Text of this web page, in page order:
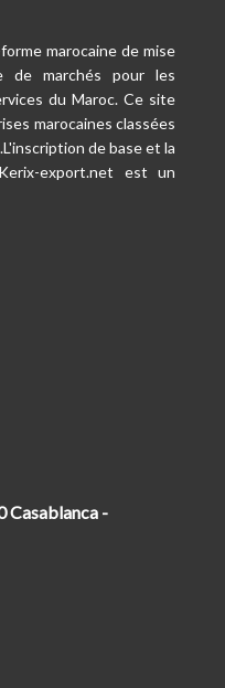
marocaine de mise
de marchés pour les
du Maroc. Ce site
marocaines classées
de base et la
export.net est un
Casablanca -